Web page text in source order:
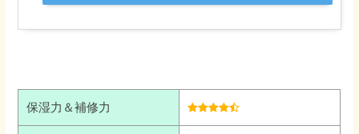
保湿力＆補修力